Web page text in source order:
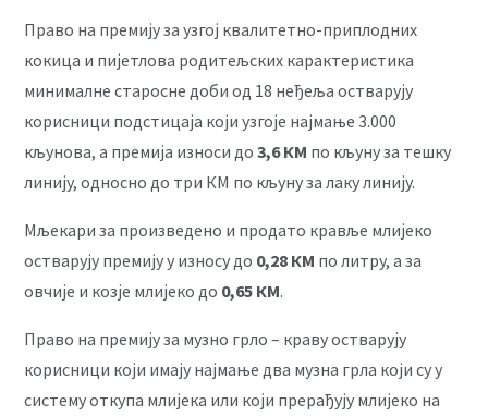
Право на премију за узгој квалитетно-приплодних
кокица и пијетлова родитељских карактеристика
минималне старосне доби од 18 неђеља остварују
корисници подстицаја који узгоје најмање 3.000
кљунова, а премија износи до3,6 КМ по кљуну за тешку
линију, односно до три КМ по кљуну за лаку линију.
Мљекари за произведено и продато кравље млијеко
остварују премију у износу до 0,28 КМ по литру, а за
овчије и козје млијеко до 0,65 КМ.
Право на премију за музно грло – краву остварују
корисници који имају најмање два музна грла који су у
систему откупа млијека или који прерађују млијеко на